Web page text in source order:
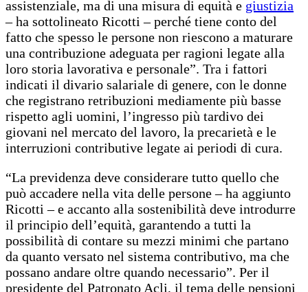
assistenziale, ma di una misura di equità e giustizia
– ha sottolineato Ricotti – perché tiene conto del
fatto che spesso le persone non riescono a maturare
una contribuzione adeguata per ragioni legate alla
loro storia lavorativa e personale”. Tra i fattori
indicati il divario salariale di genere, con le donne
che registrano retribuzioni mediamente più basse
rispetto agli uomini, l’ingresso più tardivo dei
giovani nel mercato del lavoro, la precarietà e le
interruzioni contributive legate ai periodi di cura.
“La previdenza deve considerare tutto quello che
può accadere nella vita delle persone – ha aggiunto
Ricotti – e accanto alla sostenibilità deve introdurre
il principio dell’equità, garantendo a tutti la
possibilità di contare su mezzi minimi che partano
da quanto versato nel sistema contributivo, ma che
possano andare oltre quando necessario”. Per il
presidente del Patronato Acli, il tema delle pensioni